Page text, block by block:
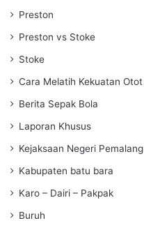
Preston
Preston vs Stoke
Stoke
Cara Melatih Kekuatan Otot
Berita Sepak Bola
Laporan Khusus
Kejaksaan Negeri Pemalang
Kabupaten batu bara
Karo – Dairi – Pakpak
Buruh